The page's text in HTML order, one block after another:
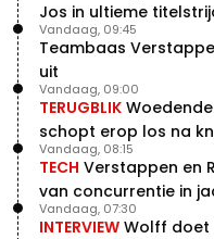
Jos in ultieme
altijd!"
Teambaas
uit
Vandaag, 09:45
TERUGBLIK
schopt erop los na
terugblik
Vandaag, 09:00
TECH Verstappen en
van concurrentie in
Vandaag, 08:15
INTERVIEW Wolff doet
Vandaag, 07:30